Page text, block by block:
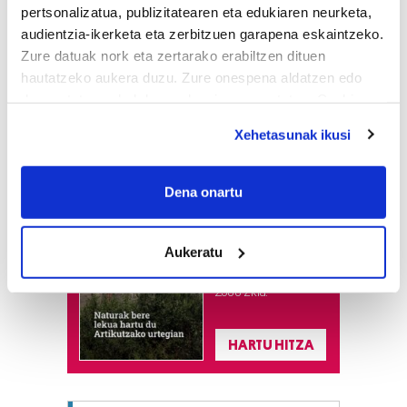
pertsonalizatua, publizitatearen eta edukiaren neurketa,
audientzia-ikerketa eta zerbitzuen garapena eskaintzeko.
Zure datuak nork eta zertarako erabiltzen dituen
hautatzeko aukera duzu. Zure onespena aldatzen edo
If you allow, we would also like to:
Collect information about your geographical
meters
Identify your device by actively scanning it for
specific characteristics (fingerprinting)
Find out more about how your personal data is processed
and set your preferences in the
Xehetasunak ikusi
Dena onartu
Aukeratu
Astekaria
Naturak bere
Artikutzako
urtegian
2.500 zkia.
HARTU HITZA